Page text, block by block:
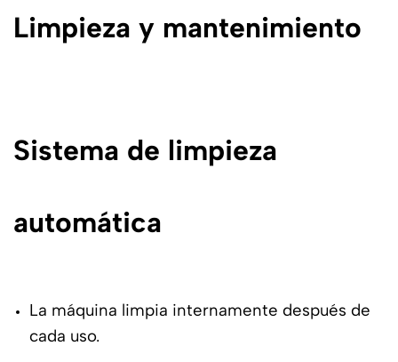
Limpieza y mantenimiento
Sistema de limpieza
automática
La máquina limpia internamente después de
cada uso.